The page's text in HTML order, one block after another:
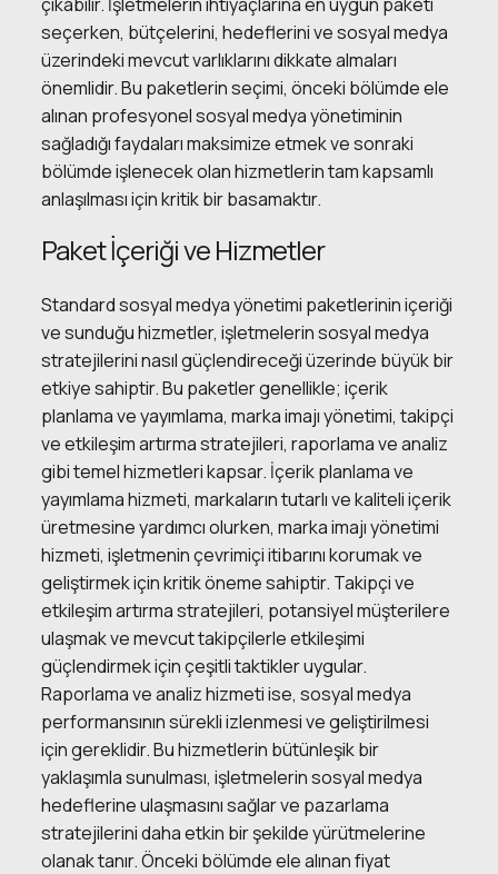
seçerken, bütçelerini, hedeflerini ve sosyal medya
üzerindeki mevcut varlıklarını dikkate almaları
önemlidir. Bu paketlerin seçimi, önceki bölümde ele
alınan profesyonel sosyal medya yönetiminin
sağladığı faydaları maksimize etmek ve sonraki
bölümde işlenecek olan hizmetlerin tam kapsamlı
anlaşılması için kritik bir basamaktır.
Paket İçeriği ve Hizmetler
Standard sosyal medya yönetimi paketlerinin içeriği
ve sunduğu hizmetler, işletmelerin sosyal medya
stratejilerini nasıl güçlendireceği üzerinde büyük bir
etkiye sahiptir. Bu paketler genellikle; içerik
planlama ve yayımlama, marka imajı yönetimi, takipçi
ve etkileşim artırma stratejileri, raporlama ve analiz
gibi temel hizmetleri kapsar. İçerik planlama ve
yayımlama hizmeti, markaların tutarlı ve kaliteli içerik
üretmesine yardımcı olurken, marka imajı yönetimi
hizmeti, işletmenin çevrimiçi itibarını korumak ve
geliştirmek için kritik öneme sahiptir. Takipçi ve
etkileşim artırma stratejileri, potansiyel müşterilere
ulaşmak ve mevcut takipçilerle etkileşimi
güçlendirmek için çeşitli taktikler uygular.
Raporlama ve analiz hizmeti ise, sosyal medya
performansının sürekli izlenmesi ve geliştirilmesi
için gereklidir. Bu hizmetlerin bütünleşik bir
yaklaşımla sunulması, işletmelerin sosyal medya
hedeflerine ulaşmasını sağlar ve pazarlama
stratejilerini daha etkin bir şekilde yürütmelerine
olanak tanır. Önceki bölümde ele alınan fiyat